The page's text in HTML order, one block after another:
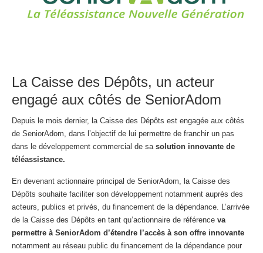
La Caisse des Dépôts, un acteur
engagé aux côtés de SeniorAdom
Depuis le mois dernier, la Caisse des Dépôts est engagée aux côtés
de SeniorAdom, dans l’objectif de lui permettre de franchir un pas
dans le développement commercial de sa solution innovante de
téléassistance.
En devenant actionnaire principal de SeniorAdom, la Caisse des
Dépôts souhaite faciliter son développement notamment auprès des
acteurs, publics et privés, du financement de la dépendance. L’arrivée
de la Caisse des Dépôts en tant qu’actionnaire de référence va
permettre à SeniorAdom d’étendre l’accès à son offre innovante
notamment au réseau public du financement de la dépendance pour